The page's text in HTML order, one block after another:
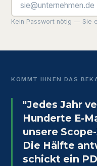
Kein Passwort nötig — Sie
KOMMT IHNEN DAS
"Jedes Jahr
Hunderte E-
unsere
Die Hälfte
schickt ein